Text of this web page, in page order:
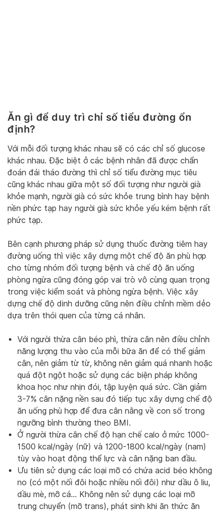
Ăn gì để duy trì chỉ số tiểu đường ổn
định?
Với mỗi đối tượng khác nhau sẽ có các chỉ số glucose
khác nhau. Đặc biệt ở các bệnh nhân đã được chẩn
đoán đái tháo đường thì chỉ số tiểu đường mục tiêu
cũng khác nhau giữa một số đối tượng như người già
khỏe mạnh, người già có sức khỏe trung bình hay bệnh
nền phức tạp hay người già sức khỏe yếu kém bệnh rất
phức tạp.
Bên cạnh phương pháp sử dụng thuốc đường tiêm hay
đường uống thì việc xây dựng một chế độ ăn phù hợp
cho từng nhóm đối tượng bệnh và chế độ ăn uống
phòng ngừa cũng đóng góp vai trò vô cùng quan trọng
trong việc kiểm soát và phòng ngừa bệnh. Việc xây
dựng chế độ dinh dưỡng cũng nên điều chỉnh mềm dẻo
dựa trên thói quen của từng cá nhân.
Với người thừa cân béo phì, thừa cân nên điều chỉnh
năng lượng thu vào của mỗi bữa ăn để có thể giảm
cân, nên giảm từ từ, không nên giảm quá nhanh hoặc
quá đột ngột hoặc sử dụng các biện pháp không
khoa học như nhịn đói, tập luyện quá sức. Cần giảm
3-7% cân nặng nền sau đó tiếp tục xây dựng chế độ
ăn uống phù hợp để đưa cân nằng về con số trong
ngưỡng bình thường theo BMI.
Ở người thừa cân chế độ hạn chế calo ở mức 1000-
1500 kcal/ngày (nữ) và 1200-1800 kcal/ngày (nam)
tùy vào hoạt động thể lực và cân nặng ban đầu.
Ưu tiên sử dụng các loại mỡ có chứa acid béo không
no (có một nối đôi hoặc nhiều nối đôi) như dầu ô liu,
dầu mè, mỡ cá… Không nên sử dụng các loại mỡ
trung chuyển (mỡ trans), phát sinh khi ăn thức ăn